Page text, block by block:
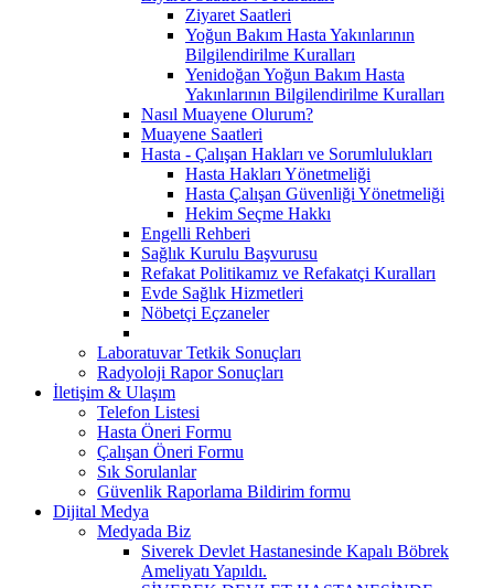
Ziyaret Saatleri
Yoğun Bakım Hasta Yakınlarının
Bilgilendirilme Kuralları
Yenidoğan Yoğun Bakım Hasta
Yakınlarının Bilgilendirilme Kuralları
Nasıl Muayene Olurum?
Muayene Saatleri
Hasta - Çalışan Hakları ve Sorumlulukları
Hasta Hakları Yönetmeliği
Hasta Çalışan Güvenliği Yönetmeliği
Hekim Seçme Hakkı
Engelli Rehberi
Sağlık Kurulu Başvurusu
Refakat Politikamız ve Refakatçi Kuralları
Evde Sağlık Hizmetleri
Nöbetçi Eçzaneler
Laboratuvar Tetkik Sonuçları
Radyoloji Rapor Sonuçları
İletişim & Ulaşım
Telefon Listesi
Hasta Öneri Formu
Çalışan Öneri Formu
Sık Sorulanlar
Güvenlik Raporlama Bildirim formu
Dijital Medya
Medyada Biz
Siverek Devlet Hastanesinde Kapalı Böbrek
Ameliyatı Yapıldı.